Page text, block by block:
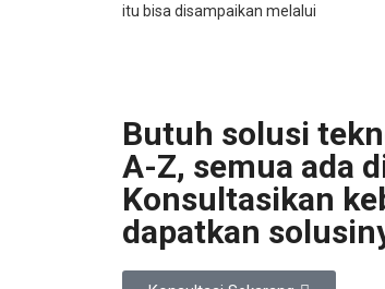
itu bisa disampaikan melalui
Butuh solusi
A-Z, semua ada
Konsultasikan
dapatkan